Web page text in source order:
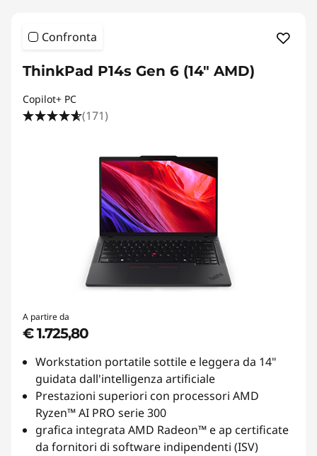
Confronta
ThinkPad P14s Gen 6 (14" AMD)
Copilot+ PC
(171)
A partire da
€ 1.725,80
Workstation portatile sottile e leggera da 14"
guidata dall'intelligenza artificiale
Prestazioni superiori con processori AMD
Ryzen™ AI PRO serie 300
grafica integrata AMD Radeon™ e ap certificate
da fornitori di software indipendenti (ISV)